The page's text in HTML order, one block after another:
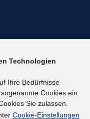
Technologien
Ihre Bedürfnisse
Cookies ein.
Sie zulassen.
Cookie-Einstellungen